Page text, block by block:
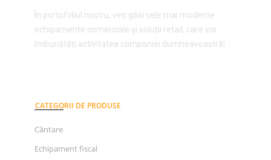
În portofoliul nostru, veți găsi cele mai moderne
echipamente comerciale și soluții retail, care vor
îmbunătăți activitatea companiei dumneavoastră!
CATEGORII DE PRODUSE
Cântare
Echipament fiscal